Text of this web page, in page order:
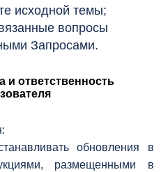
исходной темы;
вопросы
Запросами.
и ответственность
обновления в
размещенными в